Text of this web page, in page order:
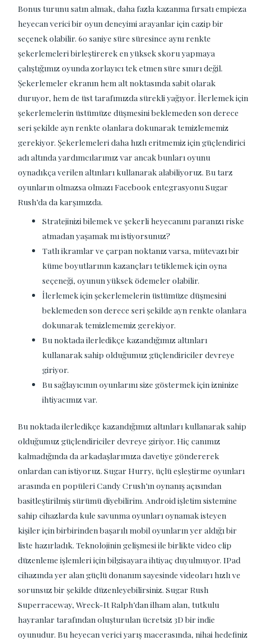
Bonus turunu satın almak, daha fazla kazanma fırsatı empieza
heyecan verici bir oyun deneyimi arayanlar için cazip bir
seçenek olabilir. 60 saniye süre süresince aynı renkte
şekerlemeleri birleştirerek en yüksek skoru yapmaya
çalıştığımız oyunda zorlayıcı tek etmen süre sınırı değil.
Şekerlemeler ekranın hem alt noktasında sabit olarak
duruyor, hem de üst tarafımızda sürekli yağıyor. İlerlemek için
şekerlemelerin üstümüze düşmesini beklemeden son derece
seri şekilde ayn renkte olanlara dokunarak temizlememiz
gerekiyor. Şekerlemeleri daha hızlı eritmemiz için güçlendirici
adı altında yardımcılarımız var ancak bunları oyunu
oynadıkça verilen altınları kullanarak alabiliyoruz. Bu tarz
oyunların olmazsa olmazı Facebook entegrasyonu Sugar
Rush’da da karşımızda.
Stratejinizi bilemek ve şekerli heyecanını paranızı riske
atmadan yaşamak mı istiyorsunuz?
Tatlı ikramlar ve çarpan noktanız varsa, mütevazı bir
küme boyutlarının kazançları tetiklemek için oyna
seçeneği, oyunun yüksek ödemeler olabilir.
İlerlemek için şekerlemelerin üstümüze düşmesini
beklemeden son derece seri şekilde ayn renkte olanlara
dokunarak temizlememiz gerekiyor.
Bu noktada ilerledikçe kazandığımız altınları
kullanarak sahip olduğumuz güçlendiriciler devreye
giriyor.
Bu sağlayıcının oyunlarını size göstermek için izninize
ihtiyacımız var.
Bu noktada ilerledikçe kazandığımız altınları kullanarak sahip
olduğumuz güçlendiriciler devreye giriyor. Hiç canımız
kalmadığında da arkadaşlarımıza davetiye göndererek
onlardan can istiyoruz. Sugar Hurry, üçlü eşleştirme oyunları
arasında en popüleri Candy Crush’ın oynanış açısından
basitleştirilmiş sürümü diyebilirim. Android işletim sistemine
sahip cihazlarda kule savunma oyunları oynamak isteyen
kişiler için birbirinden başarılı mobil oyunların yer aldığı bir
liste hazırladık. Teknolojinin gelişmesi ile birlikte video clip
düzenleme işlemleri için bilgisayara ihtiyaç duyulmuyor. IPad
cihazında yer alan güçlü donanım sayesinde videoları hızlı ve
sorunsuz bir şekilde düzenleyebilirsiniz. Sugar Rush
Superraceway, Wreck-It Ralph’dan ilham alan, tutkulu
hayranlar tarafından oluşturulan ücretsiz 3D bir indie
oyunudur. Bu heyecan verici yarış macerasında, nihai hedefiniz